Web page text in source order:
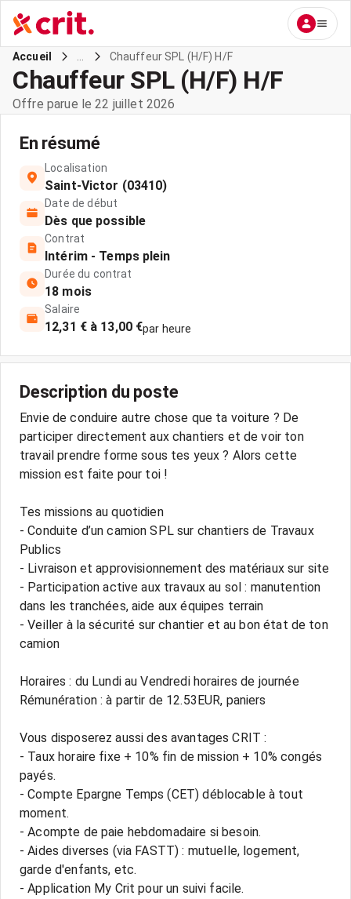
Accueil Chauffeur SPL (H/F) H/F
Chauffeur SPL (H/F) H/F
Offre parue le 22 juillet 2026
En résumé
Localisation
Saint-Victor (03410)
Date de début
Dès que possible
Contrat
Intérim - Temps plein
Durée du contrat
18 mois
Salaire
12,31 € à 13,00 €par heure
Description du poste
Envie de conduire autre chose que ta voiture ? De
participer directement aux chantiers et de voir ton
travail prendre forme sous tes yeux ? Alors cette
mission est faite pour toi !
Tes missions au quotidien
- Conduite d’un camion SPL sur chantiers de Travaux
Publics
- Livraison et approvisionnement des matériaux sur site
- Participation active aux travaux au sol : manutention
dans les tranchées, aide aux équipes terrain
- Veiller à la sécurité sur chantier et au bon état de ton
camion
Horaires : du Lundi au Vendredi horaires de journée
Rémunération : à partir de 12.53EUR, paniers
Vous disposerez aussi des avantages CRIT :
- Taux horaire fixe + 10% fin de mission + 10% congés
payés.
- Compte Epargne Temps (CET) déblocable à tout
moment.
- Acompte de paie hebdomadaire si besoin.
- Aides diverses (via FASTT) : mutuelle, logement,
garde d'enfants, etc.
- Application My Crit pour un suivi facile.